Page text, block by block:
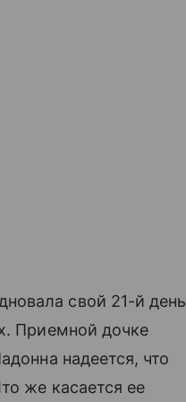
свой 21-й день
Приемной дочке
надеется, что
же касается ее